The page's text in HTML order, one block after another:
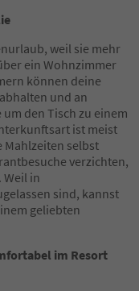
weil sie mehr
ein Wohnzimmer
können deine
und an
den Tisch zu einem
ist meist
Mahlzeiten selbst
verzichten,
Weil in
sind, kannst
geliebten
im Resort